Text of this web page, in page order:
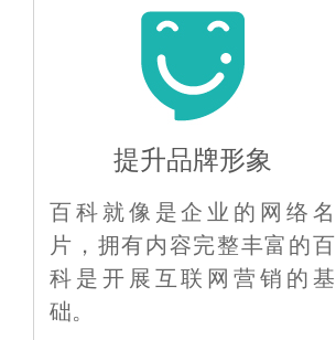
提升品牌形象
百科就像是企业的网络名
片，拥有内容完整丰富的百
科是开展互联网营销的基
础。